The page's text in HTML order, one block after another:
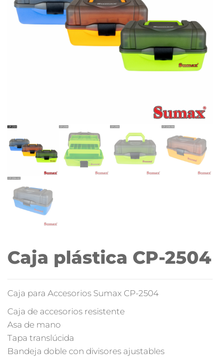
Caja plástica CP-2504
Caja para Accesorios Sumax CP-2504
Caja de accesorios resistente
Asa de mano
Tapa translúcida
Bandeja doble con divisores ajustables